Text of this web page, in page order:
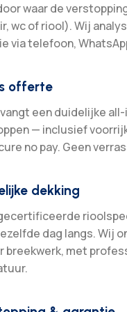
waar de
wc of riool). Wij
via telefoon,
offerte
een duidelijke
— inclusief
no pay. Geen
dekking
dag langs. Wij
breekwerk, met